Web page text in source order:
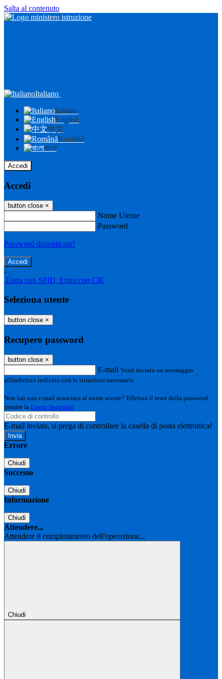
Salta al contenuto
Italiano
Italiano
English
中文
Română
বাংলা
Accedi
Accedi
button close ×
Nome Utente
Password
Password dimenticata?
-
Entra con SPID Entra con CIE
Seleziona utente
button close ×
Recupero password
button close ×
E-mail Verrà inviato un messaggio
all'indirizzo indicato con le istruzioni necessarie.
Non hai una e-mail associata al nome utente? Effettua il reset della password
tramite la Login Spaggiari
E-mail inviata, si prega di controllare la casella di posta elettronica!
Errore
Chiudi
Successo
Chiudi
Informazione
Chiudi
Attendere...
Attendere il completamento dell'operazione...
Chiudi